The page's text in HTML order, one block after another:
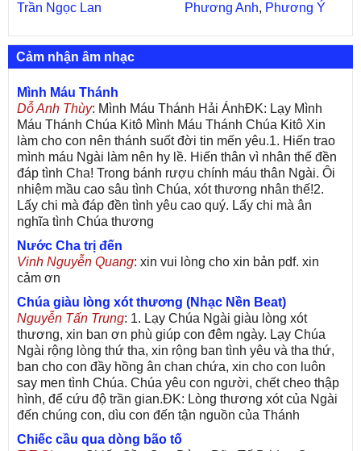
Trần Ngọc Lan Phương Anh, Phương Ý
Cảm nhận âm nhạc
Mình Máu Thánh
Dỗ Anh Thùy: Mình Máu Thánh Hải ÁnhĐK: Lạy Mình
Máu Thánh Chúa Kitô Mình Máu Thánh Chúa Kitô Xin
làm cho con nên thánh suốt đời tin mến yêu.1. Hiến trao
mình máu Ngài làm nên hy lề. Hiến thân vì nhân thế đền
đáp tình Cha! Trong bánh rượu chính máu thân Ngài. Ôi
nhiệm mầu cao sâu tình Chúa, xót thương nhân thế!2.
Lấy chi mà đáp đền tình yêu cao quý. Lấy chi mà ân
nghĩa tình Chúa thương
Nước Cha trị đến
Vinh Nguyễn Quang: xin vui lòng cho xin bản pdf. xin
cảm ơn
Chúa giàu lòng xót thương (Nhạc Nền Beat)
Nguyễn Tấn Trung: 1. Lạy Chúa Ngài giàu lòng xót
thương, xin ban ơn phù giúp con đêm ngày. Lạy Chúa
Ngài rộng lòng thứ tha, xin rộng ban tình yêu và tha thứ,
ban cho con đầy hồng ân chan chứa, xin cho con luôn
say men tình Chúa. Chúa yêu con người, chết cheo thập
hình, để cứu độ trần gian.ĐK: Lòng thương xót của Ngài
đến chúng con, dìu con đến tận nguồn của Thánh
Chiếc cầu qua dòng bão tố